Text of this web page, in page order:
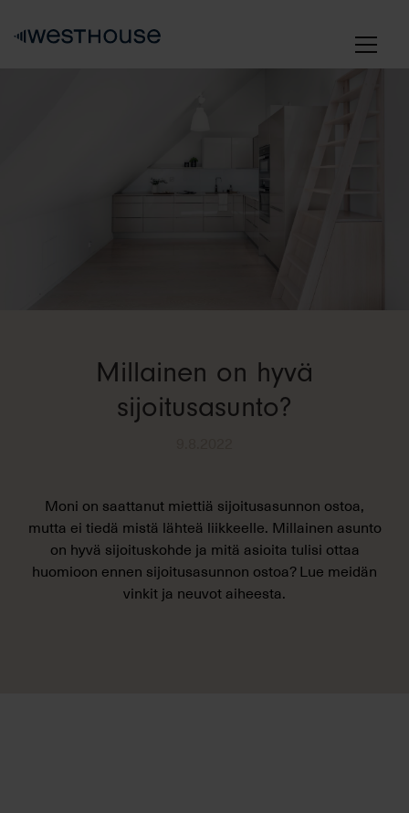
Millainen on hyvä
sijoitusasunto?
Moni on saattanut miettiä sijoitusasunnon ostoa,
mutta ei tiedä mistä lähteä liikkeelle. Millainen asunto
on hyvä sijoituskohde ja mitä asioita tulisi ottaa
huomioon ennen sijoitusasunnon ostoa? Lue meidän
vinkit ja neuvot aiheesta.